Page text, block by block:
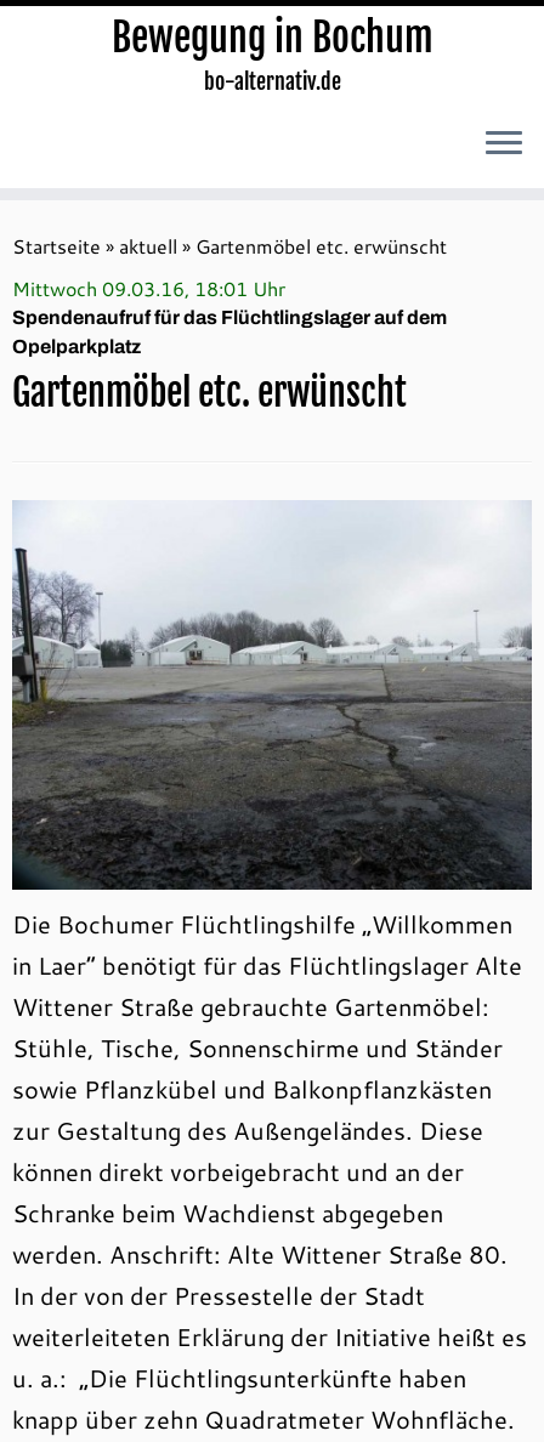
Inhalt
springen
Bewegung in Bochum
bo-alternativ.de
Startseite » aktuell » Gartenmöbel etc. erwünscht
Mittwoch 09.03.16, 18:01 Uhr
Spendenaufruf für das Flüchtlingslager auf dem
Opelparkplatz
Gartenmöbel etc. erwünscht
Die Bochumer Flüchtlingshilfe „Willkommen
in Laer“ benötigt für das Flüchtlingslager Alte
Wittener Straße gebrauchte Gartenmöbel:
Stühle, Tische, Sonnenschirme und Ständer
sowie Pflanzkübel und Balkonpflanzkästen
zur Gestaltung des Außengeländes. Diese
können direkt vorbeigebracht und an der
Schranke beim Wachdienst abgegeben
werden. Anschrift: Alte Wittener Straße 80.
In der von der Pressestelle der Stadt
weiterleiteten Erklärung der Initiative heißt es
u. a.: „Die Flüchtlingsunterkünfte haben
knapp über zehn Quadratmeter Wohnfläche.